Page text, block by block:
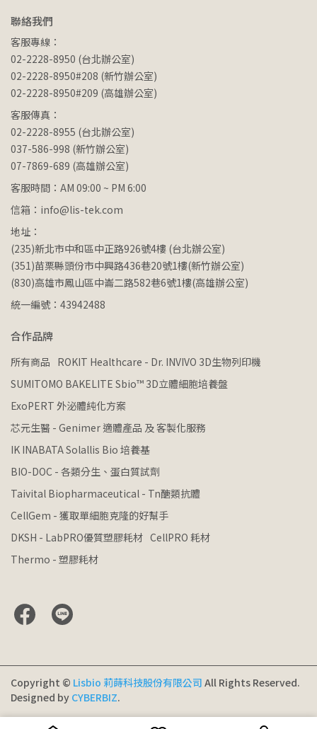
聯絡我們
客服專線：
02-2228-8950 (台北辦公室)
02-2228-8950#208 (新竹辦公室)
02-2228-8950#209 (高雄辦公室)
客服傳真：
02-2228-8955 (台北辦公室)
037-586-998 (新竹辦公室)
07-7869-689 (高雄辦公室)
客服時間：AM 09:00 ~ PM 6:00
信箱：info@lis-tek.com
地址：
(235)新北市中和區中正路926號4樓 (台北辦公室)
(351)苗栗縣頭份市中興路436巷20號1樓(新竹辦公室)
(830)高雄市鳳山區中崙二路582巷6號1樓(高雄辦公室)
統一編號：43942488
合作品牌
所有商品 ROKIT Healthcare - Dr. INVIVO 3D生物列印機
SUMITOMO BAKELITE Sbio™ 3D立體細胞培養盤
ExoPERT 外泌體純化方案
芯元生醫 - Genimer 適體產品 及 客製化服務
IK INABATA Solallis Bio 培養基
BIO-DOC - 各類分生、蛋白質試劑
Taivital Biopharmaceutical - Tn醣類抗體
CellGem - 獲取單細胞克隆的好幫手
DKSH - LabPRO優質塑膠耗材 CellPRO 耗材
Thermo - 塑膠耗材
Copyright © Lisbio 莉蒔科技股份有限公司 All Rights Reserved.
Designed by CYBERBIZ.